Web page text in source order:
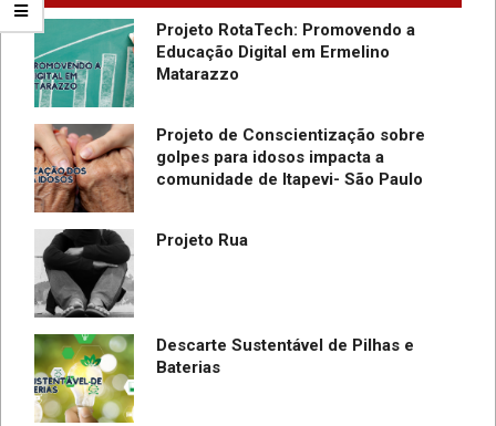
Projeto RotaTech: Promovendo a
Educação Digital em Ermelino
Matarazzo
Projeto de Conscientização sobre
golpes para idosos impacta a
comunidade de Itapevi- São Paulo
Projeto Rua
Descarte Sustentável de Pilhas e
Baterias